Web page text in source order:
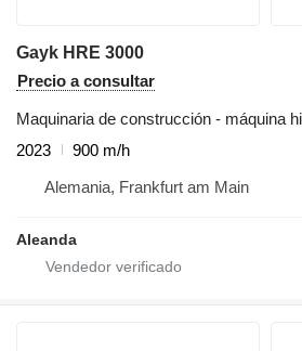
Gayk HRE 3000
Precio a consultar
Maquinaria de construcción - máquina
2023
900 m/h
Alemania, Frankfurt am Main
Aleanda